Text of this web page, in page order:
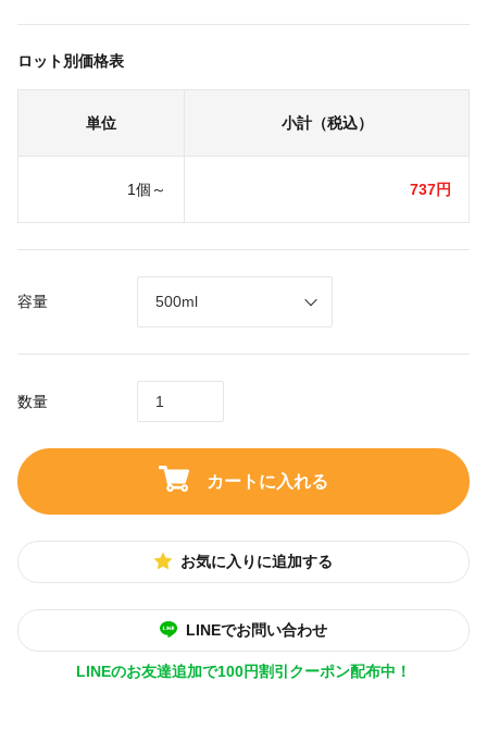
ロット別価格表
単位 小計（税込）
1個～ 737円
容量
数量
カートに入れる
お気に入りに追加する
LINEでお問い合わせ
LINEのお友達追加で100円割引クーポン配布中！